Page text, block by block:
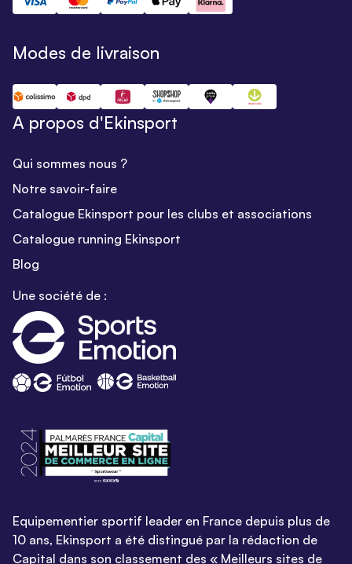
Modes de livraison
A propos d'Ekinsport
Qui sommes nous ?
Notre savoir-faire
Catalogue Ekinsport pour les clubs et associations
Catalogue running Ekinsport
Blog
Une société de :
Equipementier sportif leader en France depuis plus de
10 ans, Ekinsport a été distingué par la rédaction de
Capital dans son classement des « Meilleurs sites de